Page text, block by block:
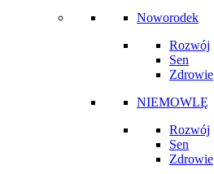
Noworodek
Rozwój
Sen
Zdrowie
NIEMOWLĘ
Rozwój
Sen
Zdrowie